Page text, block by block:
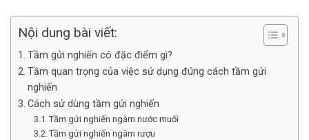
Nội dung bài viết:
Tầm gửi nghiến có đặc điểm gì?
Tầm quan trọng của việc sử dụng đúng cách tầm gửi
nghiến
Cách sử dùng tầm gửi nghiến
Tầm gửi nghiến ngâm nước muối
Tầm gửi nghiến ngâm rượu